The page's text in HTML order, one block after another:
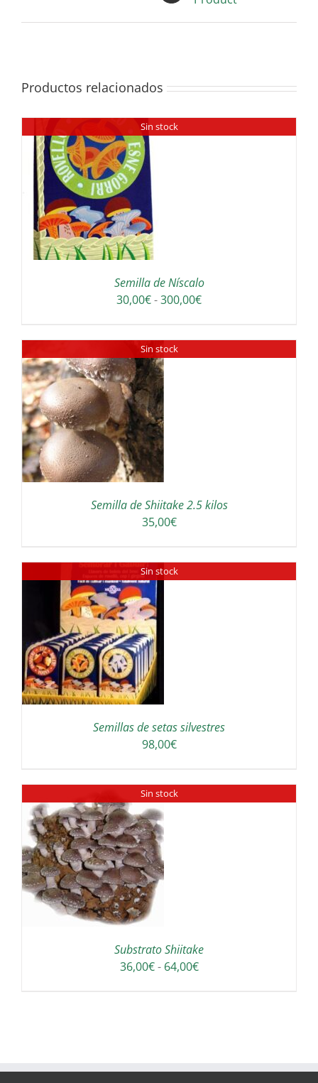
Productos relacionados
Sin stock
Semilla de Níscalo
30,00€-300,00€Rango
Sin stock
Semilla de Shiitake 2.5 kilos
35,00€
Sin stock
Semillas de setas silvestres
98,00€
Sin stock
Substrato Shiitake
36,00€ - 64,00€Rango
64,00€